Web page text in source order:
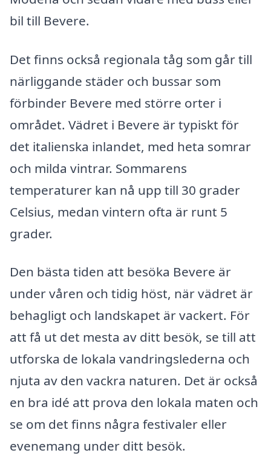
bil till Bevere.
Det finns också regionala tåg som går till
närliggande städer och bussar som
förbinder Bevere med större orter i
området. Vädret i Bevere är typiskt för
det italienska inlandet, med heta somrar
och milda vintrar. Sommarens
temperaturer kan nå upp till 30 grader
Celsius, medan vintern ofta är runt 5
grader.
Den bästa tiden att besöka Bevere är
under våren och tidig höst, när vädret är
behagligt och landskapet är vackert. För
att få ut det mesta av ditt besök, se till att
utforska de lokala vandringslederna och
njuta av den vackra naturen. Det är också
en bra idé att prova den lokala maten och
se om det finns några festivaler eller
evenemang under ditt besök.